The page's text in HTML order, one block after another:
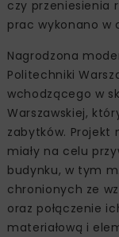
czy przeniesienia
prac wykonano w
Nagrodzona
Politechniki
wchodzącego w
Warszawskiej,
zabytków. Projekt
miały na celu
budynku, w tym
chronionych ze
oraz połączenie
materiałową i